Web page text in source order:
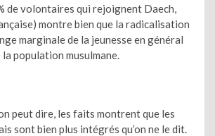
de volontaires qui rejoignent Daech,
montre bien que la radicalisation
marginale de la jeunesse en général
population musulmane.
peut dire, les faits montrent que les
sont bien plus intégrés qu’on ne le dit.